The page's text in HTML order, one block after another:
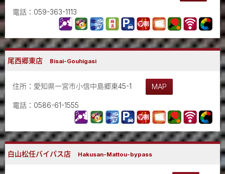
電話：059-363-1113
尾西郷東店 Bisai-Gouhigasi
住所：愛知県一宮市小信中島郷東45-1 MAP
電話：0586-61-1555
白山松任バイパス店 Hakusan-Mattou-bypass